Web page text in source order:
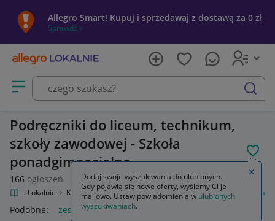
Allegro Smart! Kupuj i sprzedawaj z dostawą za 0 zł
Sprawdź »
Otwórz menu z kategoriami
szukaj
Podręczniki do liceum, technikum,
szkoły zawodowej - Szkoła
ponadgimnazjalna
166 ogłoszeń
Allegro Lokalnie Kultura i rozrywka Podręczniki szkolne Szkoła średnia
Podobne: zeszyty szkoła średnia
Dodaj swoje wyszukiwania do ulubionych.
Gdy pojawią się nowe oferty, wyślemy Ci je
mailowo. Ustaw powiadomienia w ulubionych
wyszukiwaniach.